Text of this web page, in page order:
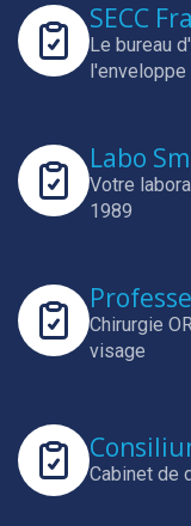
SECC
Le bureau
Labo
Votre
1989
Chirurgie
visage
Cabinet de